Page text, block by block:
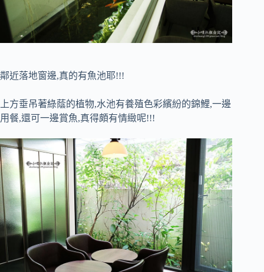
鄰近落地窗邊,真的有魚池耶!!!
上方垂吊著綠蔭的植物,水池有養殖色彩繽紛的錦鯉,一邊
用餐,還可一邊賞魚,真得頗有情緻呢!!!